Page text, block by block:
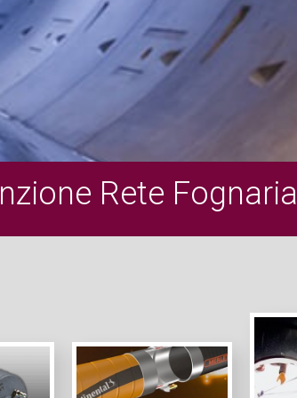
Rete Fognaria